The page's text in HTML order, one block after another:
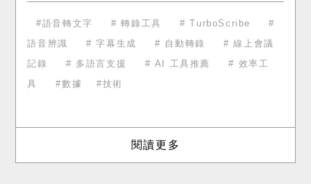
的平台。它支援多種語言，辨識速度快、準確
率高，而且介面簡潔易用，無論
語音轉文字 轉錄工具
TurboScribe
語音辨識
字幕生成 自動轉錄
線上會議
記錄
多語言支援 AI 工具推薦
效率工
具
數據 技術
閱讀更多